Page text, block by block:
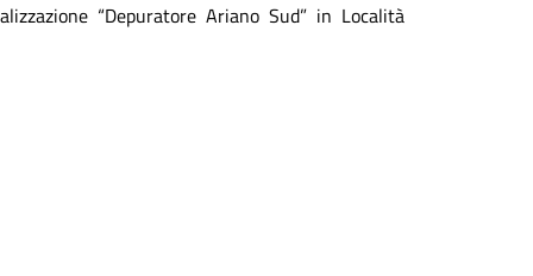
“Depuratore Ariano Sud” in Località